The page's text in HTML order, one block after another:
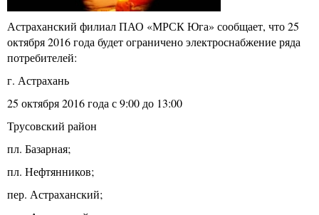
Астраханский филиал ПАО «МРСК Юга» сообщает, что 25
октября 2016 года будет ограничено электроснабжение ряда
потребителей:
г. Астрахань
25 октября 2016 года с 9:00 до 13:00
Трусовский район
пл. Базарная;
пл. Нефтянников;
пер. Астраханский;